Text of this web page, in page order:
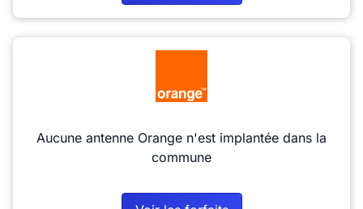
Aucune antenne Orange n'est implantée dans la
commune